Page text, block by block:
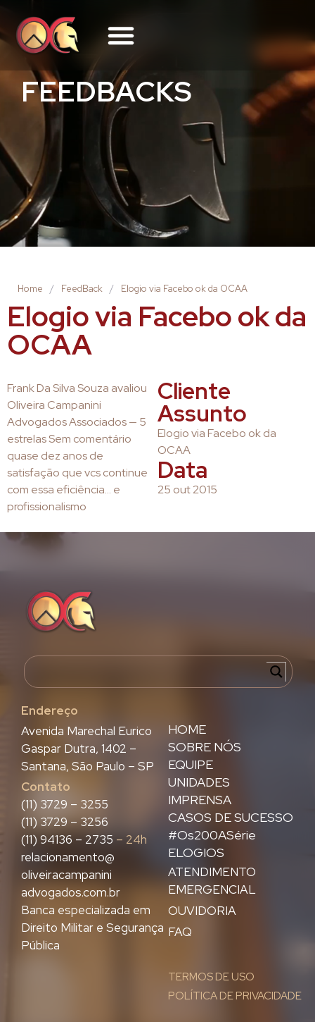
FEEDBACKS
Home / FeedBack / Elogio via Facebo ok da OCAA
Elogio via Facebo ok da
OCAA
Frank Da Silva Souza avaliou
Oliveira Campanini
Advogados Associados — 5
estrelas Sem comentário
quase dez anos de
satisfação que vcs continue
com essa eficiência… e
profissionalismo
Cliente
Assunto
Elogio via Facebo ok da
OCAA
Data
25 out 2015
Endereço
HOME
SOBRE NÓS
EQUIPE
UNIDADES
IMPRENSA
CASOS DE SUCESSO
#Os200ASérie
ELOGIOS
ATENDIMENTO
EMERGENCIAL
OUVIDORIA
FAQ
TERMOS DE USO
POLÍTICA DE PRIVACIDADE
Avenida Marechal Eurico
Gaspar Dutra, 1402 –
Santana, São Paulo – SP
Contato
(11) 3729 – 3255
(11) 3729 – 3256
(11) 94136 – 2735 – 24h
relacionamento@
oliveiracampanini
advogados.com.br
Banca especializada em
Direito Militar e Segurança
Pública